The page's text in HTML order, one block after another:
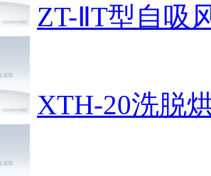
ZT-ⅡT型自吸
XTH-20洗脱